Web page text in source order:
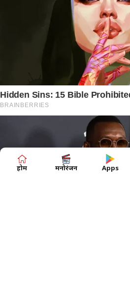
होम मनोरंजन Apps